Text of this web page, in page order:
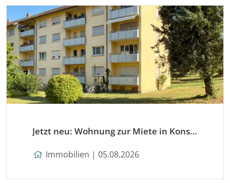
Jetzt neu: Wohnung zur Miete in Konstanz
Immobilien | 05.08.2026